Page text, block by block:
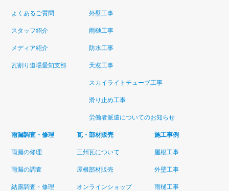
よくあるご質問
スタッフ紹介
メディア紹介
瓦割り道場愛知支部
外壁工事
雨樋工事
防水工事
天窓工事
スカイライトチューブ工事
滑り止め工事
労働者派遣についてのお知らせ
雨漏調査・修理
雨漏の修理
雨漏の調査
結露調査・修理
瓦・部材販売
三州瓦について
屋根部材販売
オンラインショップ
施工事例
屋根工事
外壁工事
雨樋工事